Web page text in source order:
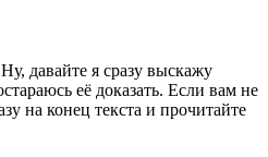
давайте я сразу выскажу
её доказать. Если вам не
на конец текста и прочитайте